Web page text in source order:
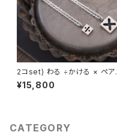
2コset) わる ÷かける × ペア
ネックレス シルバー925
¥15,800
CATEGORY